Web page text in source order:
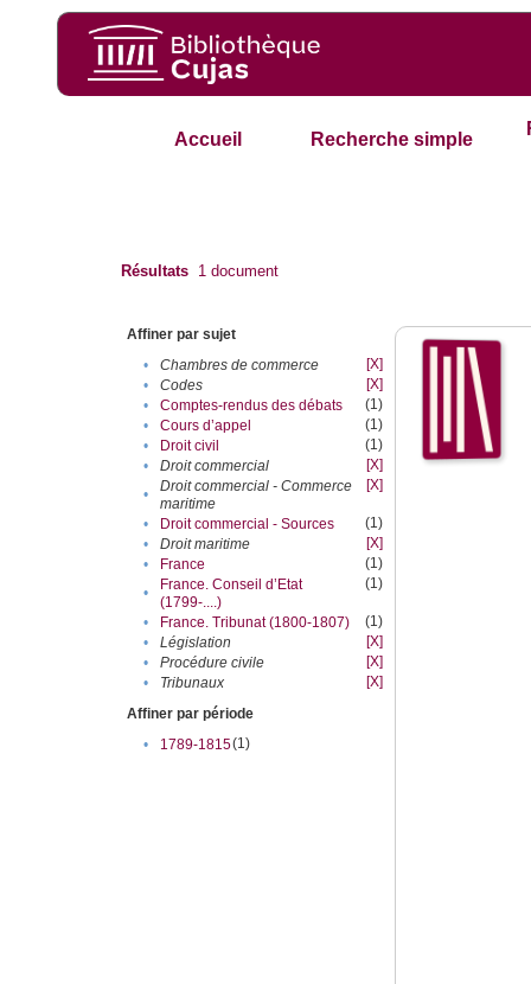
Accueil Recherche simple
Résultats 1 document
Affiner par sujet
•
Chambres de commerce
[X]
•
Codes
[X]
•
Comptes-rendus des débats
(1)
•
Cours d’appel
(1)
•
Droit civil
(1)
•
Droit commercial
[X]
•
Droit commercial - Commerce
maritime
[X]
• Droit commercial - Sources
(1)
•
Droit maritime
[X]
•
France
(1)
•
France. Conseil d’Etat
(1799-....)
(1)
• France. Tribunat (1800-1807)
(1)
•
Législation
[X]
•
Procédure civile
[X]
•
Tribunaux
[X]
Affiner par période
•
1789-1815(1)